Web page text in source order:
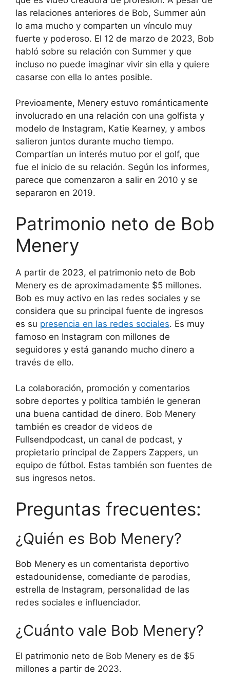
las relaciones anteriores de Bob, Summer aún
lo ama mucho y comparten un vínculo muy
fuerte y poderoso. El 12 de marzo de 2023, Bob
habló sobre su relación con Summer y que
incluso no puede imaginar vivir sin ella y quiere
casarse con ella lo antes posible.
Previoamente, Menery estuvo románticamente
involucrado en una relación con una golfista y
modelo de Instagram, Katie Kearney, y ambos
salieron juntos durante mucho tiempo.
Compartían un interés mutuo por el golf, que
fue el inicio de su relación. Según los informes,
parece que comenzaron a salir en 2010 y se
separaron en 2019.
Patrimonio neto de Bob
Menery
A partir de 2023, el patrimonio neto de Bob
Menery es de aproximadamente $5 millones.
Bob es muy activo en las redes sociales y se
considera que su principal fuente de ingresos
es su presencia en las redes sociales. Es muy
famoso en Instagram con millones de
seguidores y está ganando mucho dinero a
través de ello.
La colaboración, promoción y comentarios
sobre deportes y política también le generan
una buena cantidad de dinero. Bob Menery
también es creador de videos de
Fullsendpodcast, un canal de podcast, y
propietario principal de Zappers Zappers, un
equipo de fútbol. Estas también son fuentes de
sus ingresos netos.
Preguntas frecuentes:
¿Quién es Bob Menery?
Bob Menery es un comentarista deportivo
estadounidense, comediante de parodias,
estrella de Instagram, personalidad de las
redes sociales e influenciador.
¿Cuánto vale Bob Menery?
El patrimonio neto de Bob Menery es de $5
millones a partir de 2023.